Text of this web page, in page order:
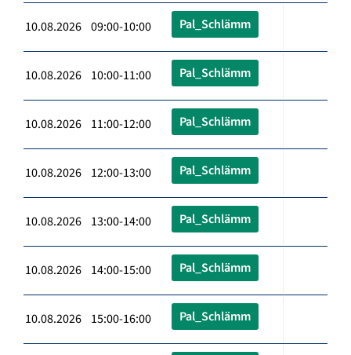
10.08.2026 09:00-10:00 Pal_Schlämm
10.08.2026 10:00-11:00 Pal_Schlämm
10.08.2026 11:00-12:00 Pal_Schlämm
10.08.2026 12:00-13:00 Pal_Schlämm
10.08.2026 13:00-14:00 Pal_Schlämm
10.08.2026 14:00-15:00 Pal_Schlämm
10.08.2026 15:00-16:00 Pal_Schlämm